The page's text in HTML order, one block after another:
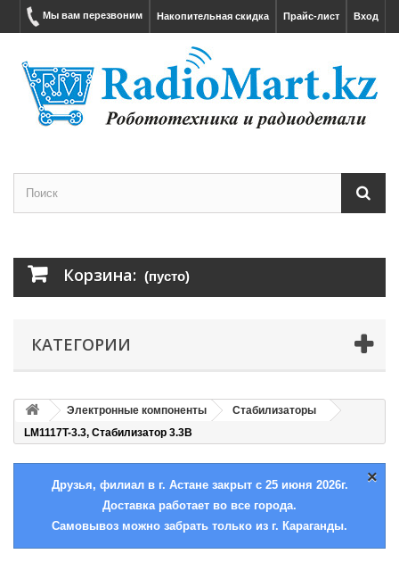
Вход
Прайс-лист
Накопительная скидка
Мы вам перезвоним
Корзина: (пусто)
КАТЕГОРИИ
Электронные компоненты
Стабилизаторы
LM1117T-3.3, Стабилизатор 3.3В
×
Друзья, филиал в г. Астане закрыт с 25 июня 2026г.
Доставка работает во все города.
Самовывоз можно забрать только из г. Караганды.